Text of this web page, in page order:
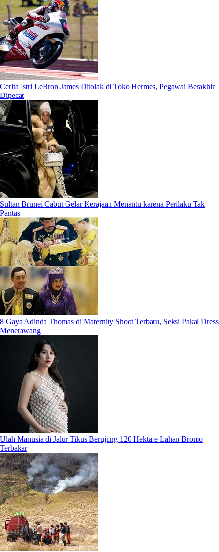
Cerita Istri LeBron James Ditolak di Toko Hermes, Pegawai Berakhir
Dipecat
Sultan Brunei Cabut Gelar Kerajaan Menantu karena Perilaku Tak
Pantas
8 Gaya Adinda Thomas di Maternity Shoot Terbaru, Seksi Pakai Dress
Menerawang
Ulah Manusia di Jalur Tikus Berujung 120 Hektare Lahan Bromo
Terbakar